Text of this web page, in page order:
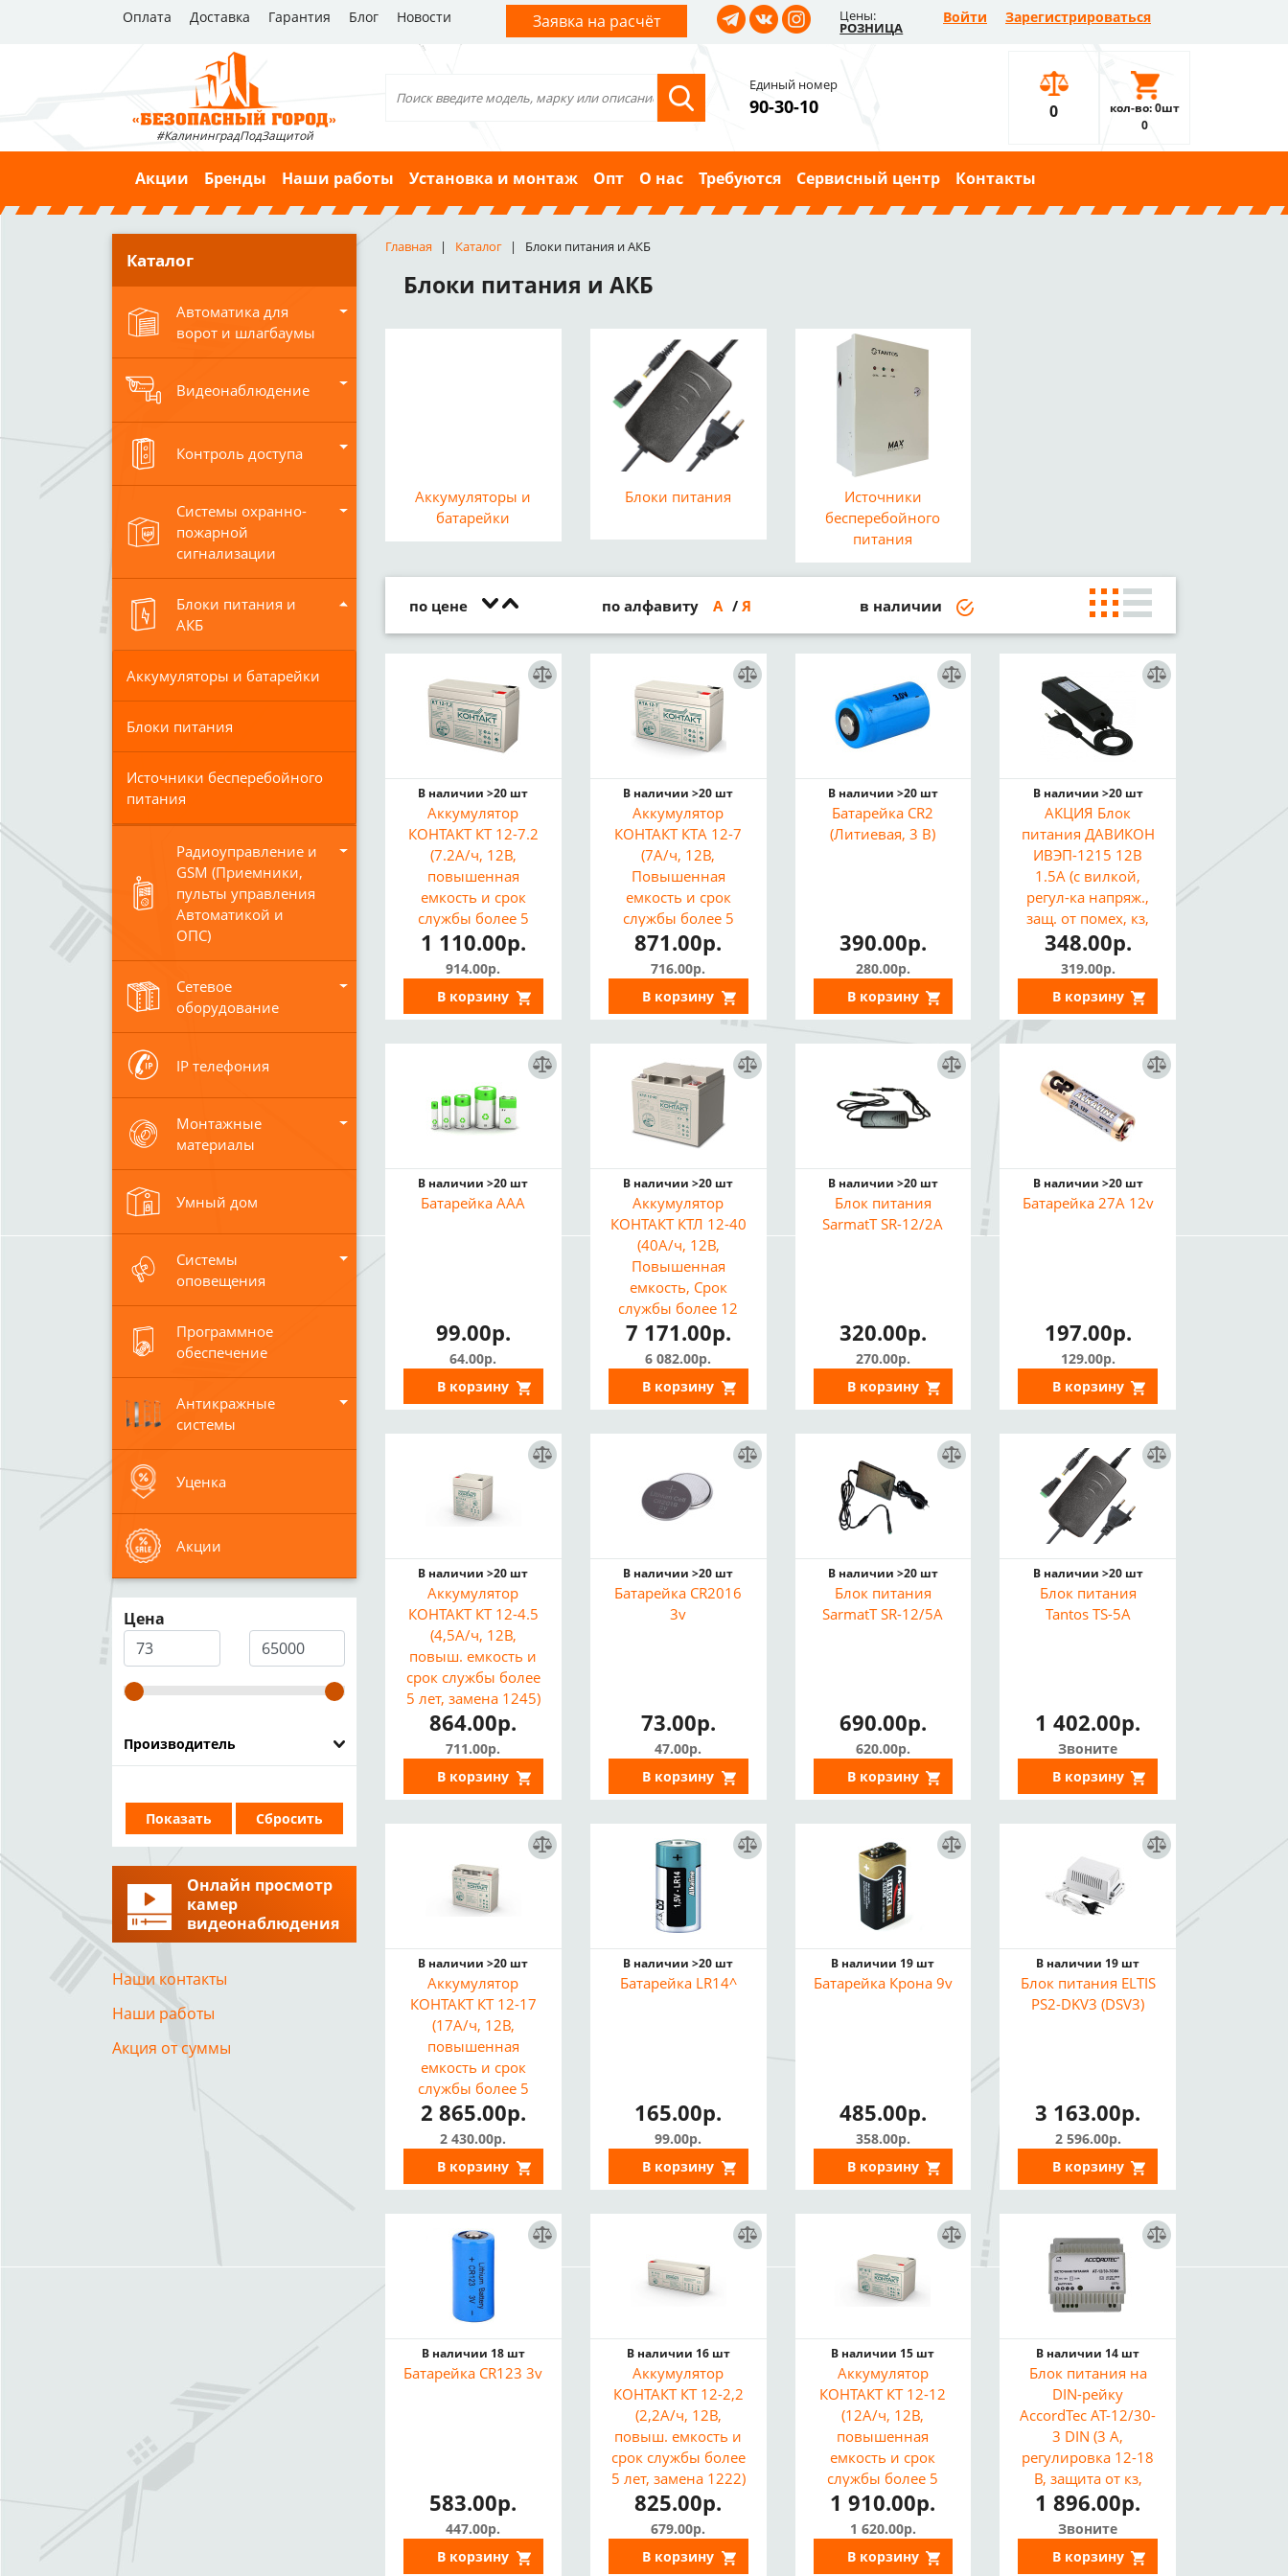
Оплата Доставка Гарантия Блог Новости Заявка на расчёт Цены:
РОЗНИЦА
Войти Зарегистрироваться
#КалининградПодЗащитой
Единый номер
90-30-10 0
кол-во: 0шт
0
Акции Бренды Наши работы Установка и монтаж Опт О нас Требуются Сервисный центр Контакты
Каталог
Автоматика для
ворот и шлагбаумы
Видеонаблюдение
Контроль доступа
Системы охранно-
пожарной
сигнализации
Блоки питания и
АКБ
Аккумуляторы и батарейки
Блоки питания
Источники бесперебойного
питания
Радиоуправление и
GSM (Приемники,
пульты управления
Автоматикой и
ОПС)
Сетевое
оборудование
IP телефония
Монтажные
материалы
Умный дом
Системы
оповещения
Программное
обеспечение
Антикражные
системы
Уценка
Акции
Цена
Производитель
Онлайн просмотр
камер
видеонаблюдения
Наши контакты
Наши работы
Акция от суммы
Главная Каталог Блоки питания и АКБ
Блоки питания и АКБ
Аккумуляторы и
батарейки
Блоки питания
Источники
бесперебойного
питания
по цене по алфавиту А Я в наличии
В наличии >20 шт
Аккумулятор
КОНТАКТ КТ 12-7.2
(7.2А/ч, 12В,
повышенная
емкость и срок
службы более 5
лет)
1 110.00р.
914.00р.
В корзину
В наличии >20 шт
Аккумулятор
КОНТАКТ КТA 12-7
(7А/ч, 12В,
Повышенная
емкость и срок
службы более 5
лет, Бюджетная
модель)
871.00р.
716.00р.
В корзину
В наличии >20 шт
Батарейка CR2
(Литиевая, 3 В)
390.00р.
280.00р.
В корзину
В наличии >20 шт
АКЦИЯ Блок
питания ДАВИКОН
ИВЭП-1215 12В
1.5А (с вилкой,
регул-ка напряж.,
защ. от помех, кз,
перегрузки,
подходит для LED)
Бывшая розница
585р.
348.00р.
319.00р.
В корзину
В наличии >20 шт
Батарейка AAA
99.00р.
64.00р.
В корзину
В наличии >20 шт
Аккумулятор
КОНТАКТ КТЛ 12-40
(40А/ч, 12В,
Повышенная
емкость, Срок
службы более 12
лет)
7 171.00р.
6 082.00р.
В корзину
В наличии >20 шт
Блок питания
SarmatT SR-12/2A
320.00р.
270.00р.
В корзину
В наличии >20 шт
Батарейка 27A 12v
197.00р.
129.00р.
В корзину
В наличии >20 шт
Аккумулятор
КОНТАКТ КТ 12-4.5
(4,5А/ч, 12В,
повыш. емкость и
срок службы более
5 лет, замена 1245)
864.00р.
711.00р.
В корзину
В наличии >20 шт
Батарейка CR2016
3v
73.00р.
47.00р.
В корзину
В наличии >20 шт
Блок питания
SarmatT SR-12/5A
690.00р.
620.00р.
В корзину
В наличии >20 шт
Блок питания
Tantos TS-5A
1 402.00р.
Звоните
В корзину
В наличии >20 шт
Аккумулятор
КОНТАКТ КТ 12-17
(17А/ч, 12В,
повышенная
емкость и срок
службы более 5
лет, замена 1217)
2 865.00р.
2 430.00р.
В корзину
В наличии >20 шт
Батарейка LR14^
165.00р.
99.00р.
В корзину
В наличии 19 шт
Батарейка Крона 9v
485.00р.
358.00р.
В корзину
В наличии 19 шт
Блок питания ELTIS
PS2-DKV3 (DSV3)
3 163.00р.
2 596.00р.
В корзину
В наличии 18 шт
Батарейка CR123 3v
583.00р.
447.00р.
В корзину
В наличии 16 шт
Аккумулятор
КОНТАКТ КТ 12-2,2
(2,2А/ч, 12В,
повыш. емкость и
срок службы более
5 лет, замена 1222)
825.00р.
679.00р.
В корзину
В наличии 15 шт
Аккумулятор
КОНТАКТ КТ 12-12
(12А/ч, 12В,
повышенная
емкость и срок
службы более 5
лет, замена 1212)
1 910.00р.
1 620.00р.
В корзину
В наличии 14 шт
Блок питания на
DIN-рейку
AccordTec AT-12/30-
3 DIN (3 А,
регулировка 12-18
В, защита от кз,
перегрузки)
1 896.00р.
Звоните
В корзину